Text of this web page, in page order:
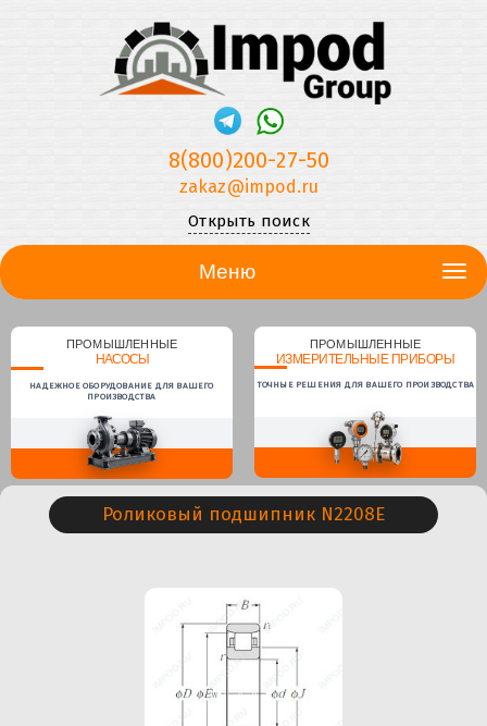
8(800)200-27-50
zakaz@impod.ru
Открыть поиск
Меню
ПРОМЫШЛЕННЫЕ
НАСОСЫ
НАДЕЖНОЕ ОБОРУДОВАНИЕ ДЛЯ ВАШЕГО
ПРОИЗВОДСТВА
ПРОМЫШЛЕННЫЕ
ИЗМЕРИТЕЛЬНЫЕ ПРИБОРЫ
ТОЧНЫЕ РЕШЕНИЯ ДЛЯ ВАШЕГО ПРОИЗВОДСТВА
Роликовый подшипник N2208E